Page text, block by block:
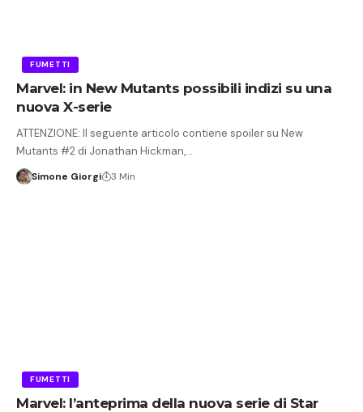
FUMETTI
Marvel: in New Mutants possibili indizi su una
nuova X-serie
ATTENZIONE: Il seguente articolo contiene spoiler su New
Mutants #2 di Jonathan Hickman,…
Simone Giorgi 3 Min
FUMETTI
Marvel: l’anteprima della nuova serie di Star